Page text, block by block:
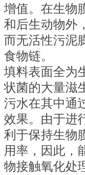
增值。在生物
和后生动物外
而无活性污泥
食物链。
填料表面全为
状菌的大量滋
污水在其中通
效果。由于进
利于保持生物
用率，因此，
物接触氧化处